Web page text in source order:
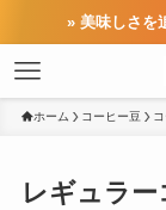
» 美味しさを
ホーム コーヒー豆
レギュラ